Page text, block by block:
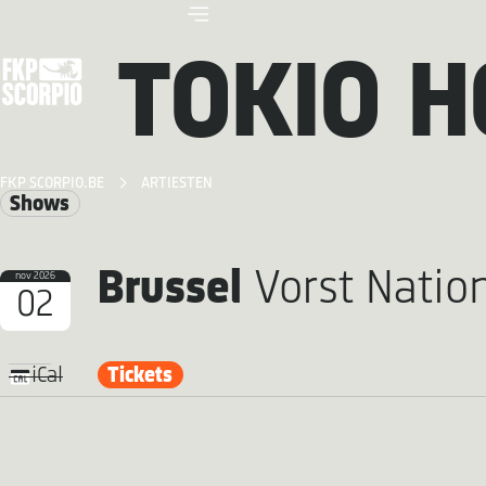
FKP SCORPIO.BE ARTIESTEN
TOKIO
Shows
nov 2026
02
iCal
Brussel Vorst
Tickets